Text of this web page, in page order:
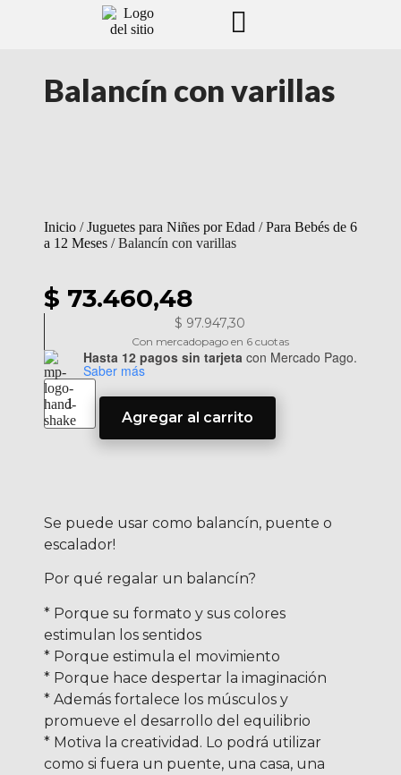
Balancín con varillas
Inicio /Juguetes para Niñes por Edad /Para Bebés de 6
a 12 Meses / Balancín con varillas
$ 73.460,48
$ 97.947,30
Con mercadopago en 6 cuotas
Hasta 12 pagos sin tarjeta con Mercado Pago.
Saber más
Agregar al carrito
Se puede usar como balancín, puente o
escalador!
Por qué regalar un balancín?
* Porque su formato y sus colores
estimulan los sentidos
* Porque estimula el movimiento
* Porque hace despertar la imaginación
* Además fortalece los músculos y
promueve el desarrollo del equilibrio
* Motiva la creatividad. Lo podrá utilizar
como si fuera un puente, una casa, una